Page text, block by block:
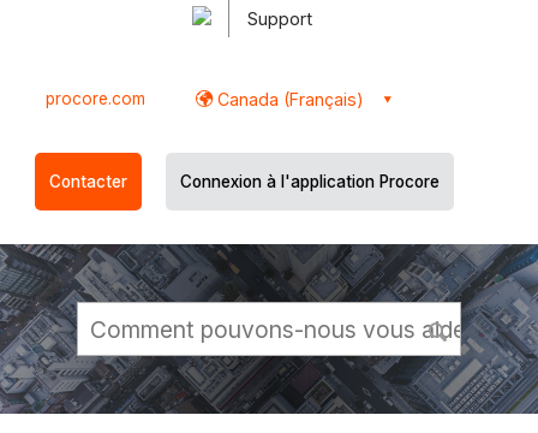
Support
procore.com Canada (Français)
Contacter Connexion à l'application Procore